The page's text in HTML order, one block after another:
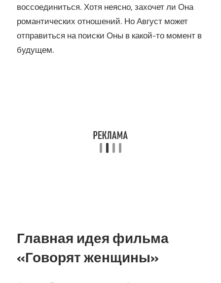
воссоединиться. Хотя неясно, захочет ли Она
романтических отношений. Но Август может
отправиться на поиски Оны в какой-то момент в
будущем.
Главная идея фильма
«Говорят женщины»